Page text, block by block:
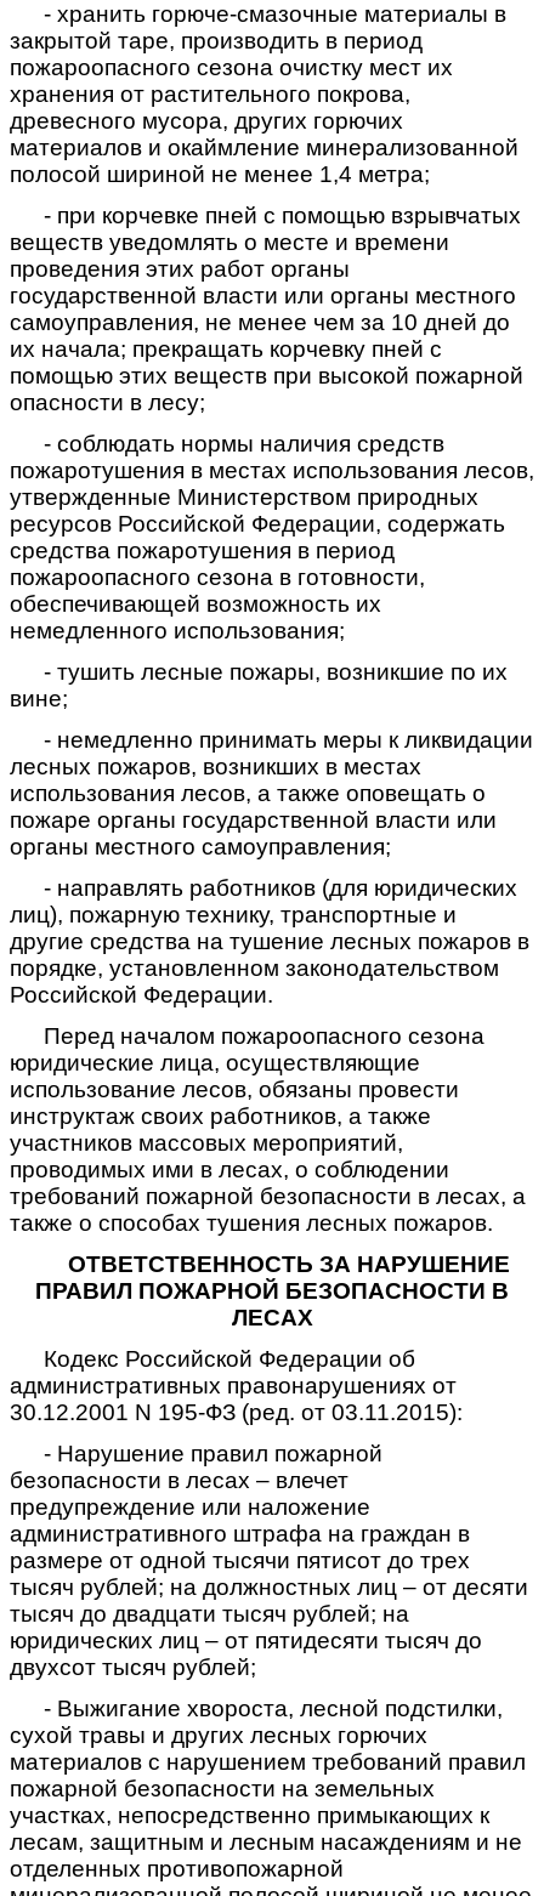
- хранить горюче-смазочные материалы в
закрытой таре, производить в период
пожароопасного сезона очистку мест их
хранения от растительного покрова,
древесного мусора, других горючих
материалов и окаймление минерализованной
полосой шириной не менее 1,4 метра;
- при корчевке пней с помощью взрывчатых
веществ уведомлять о месте и времени
проведения этих работ органы
государственной власти или органы местного
самоуправления, не менее чем за 10 дней до
их начала; прекращать корчевку пней с
помощью этих веществ при высокой пожарной
опасности в лесу;
- соблюдать нормы наличия средств
пожаротушения в местах использования лесов,
утвержденные Министерством природных
ресурсов Российской Федерации, содержать
средства пожаротушения в период
пожароопасного сезона в готовности,
обеспечивающей возможность их
немедленного использования;
- тушить лесные пожары, возникшие по их
вине;
- немедленно принимать меры к ликвидации
лесных пожаров, возникших в местах
использования лесов, а также оповещать о
пожаре органы государственной власти или
органы местного самоуправления;
- направлять работников (для юридических
лиц), пожарную технику, транспортные и
другие средства на тушение лесных пожаров в
порядке, установленном законодательством
Российской Федерации.
Перед началом пожароопасного сезона
юридические лица, осуществляющие
использование лесов, обязаны провести
инструктаж своих работников, а также
участников массовых мероприятий,
проводимых ими в лесах, о соблюдении
требований пожарной безопасности в лесах, а
также о способах тушения лесных пожаров.
ОТВЕТСТВЕННОСТЬ ЗА НАРУШЕНИЕ
ПРАВИЛ ПОЖАРНОЙ БЕЗОПАСНОСТИ В
ЛЕСАХ
Кодекс Российской Федерации об
административных правонарушениях от
30.12.2001 N 195-ФЗ (ред. от 03.11.2015):
- Нарушение правил пожарной
безопасности в лесах – влечет
предупреждение или наложение
административного штрафа на граждан в
размере от одной тысячи пятисот до трех
тысяч рублей; на должностных лиц – от десяти
тысяч до двадцати тысяч рублей; на
юридических лиц – от пятидесяти тысяч до
двухсот тысяч рублей;
- Выжигание хвороста, лесной подстилки,
сухой травы и других лесных горючих
материалов с нарушением требований правил
пожарной безопасности на земельных
участках, непосредственно примыкающих к
лесам, защитным и лесным насаждениям и не
отделенных противопожарной